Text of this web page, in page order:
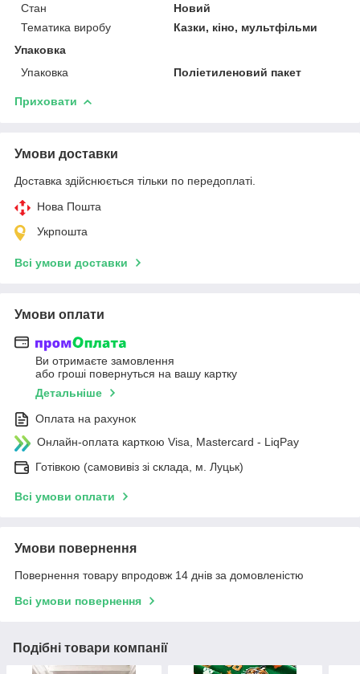
Стан
Новий
Тематика виробу
Казки, кіно, мультфільми
Упаковка
Упаковка
Поліетиленовий пакет
Приховати
Умови доставки
Доставка здійснюється тільки по передоплаті.
Нова Пошта
Укрпошта
Всі умови доставки
Умови оплати
Ви отримаєте замовлення
або гроші повернуться на вашу картку
Детальніше
Оплата на рахунок
Онлайн-оплата карткою Visa, Mastercard - LiqPay
Готівкою (самовивіз зі склада, м. Луцьк)
Всі умови оплати
Умови повернення
Повернення товару впродовж 14 днів за домовленістю
Всі умови повернення
Подібні товари компанії